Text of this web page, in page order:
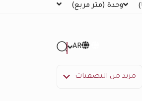
وحدة (متر مربع)
AR
مزيد من التصفيات